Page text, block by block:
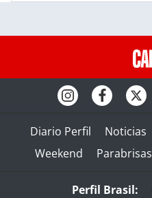
Diario Perfil Noticias
Weekend
Parabrisas
Perfil Brasil: